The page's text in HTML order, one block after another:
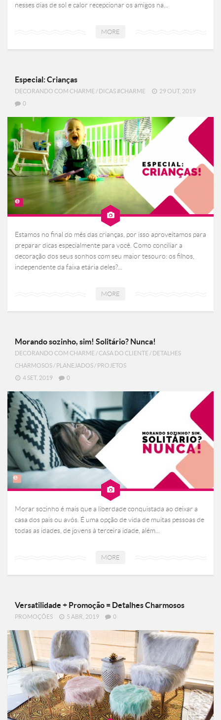
nesses dias de sol e calor recepcionar os amigos na...
MORE
Especial: Crianças
DECORANDO COM CHARME / DICAS #CHARME
29 OUT, 2019
0
Estamos no final do mês das crianças, por isso aproveitamos para
preparar dicas especialmente para você. Como conciliar a
decoração dos seus sonhos com seu maior tesouro: os filhos,
independente da faixa etária deles?...
MORE
Morando sozinho, sim! Solitário? Nunca!
DECORANDO COM CHARME /CASA DO CLIENTE / DETALHES
CHARMOSOS / PLANEJADOS / PROJETOS
4 SET, 2019
0
Morar sozinho é mais que a liberdade conquistada ao deixar a
casa dos pais ou avós. É uma opção de vida de muitas pessoas de
todas as idades, de jovens à terceira idade, além...
MORE
Versatilidade + Promoção = Detalhes Charmosos
PROMOÇÕES 5 ABR, 2019 0